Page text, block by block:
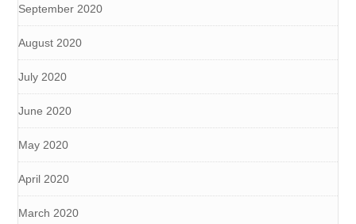
September 2020
August 2020
July 2020
June 2020
May 2020
April 2020
March 2020